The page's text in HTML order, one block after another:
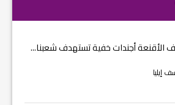
الأقنعة أجندات خفية تستهدف شعبنا...
إيليا